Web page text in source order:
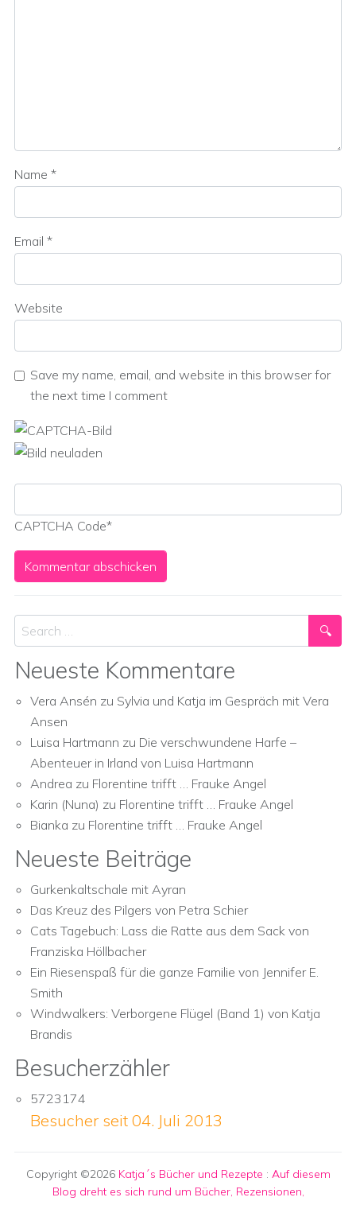
Name *
Email *
Website
Save my name, email, and website in this browser for
the next time I comment
CAPTCHA Code*
Search
Neueste Kommentare
Vera Ansén zu Sylvia und Katja im Gespräch mit Vera
Ansen
Luisa Hartmann zu Die verschwundene Harfe –
Abenteuer in Irland von Luisa Hartmann
Andrea zu Florentine trifft … Frauke Angel
Karin (Nuna) zu Florentine trifft … Frauke Angel
Bianka zu Florentine trifft … Frauke Angel
Neueste Beiträge
Gurkenkaltschale mit Ayran
Das Kreuz des Pilgers von Petra Schier
Cats Tagebuch: Lass die Ratte aus dem Sack von
Franziska Höllbacher
Ein Riesenspaß für die ganze Familie von Jennifer E.
Smith
Windwalkers: Verborgene Flügel (Band 1) von Katja
Brandis
Besucherzähler
5723174
Besucher seit 04. Juli 2013
Copyright ©2026 Katja´s Bücher und Rezepte : Auf diesem
Blog dreht es sich rund um Bücher, Rezensionen,